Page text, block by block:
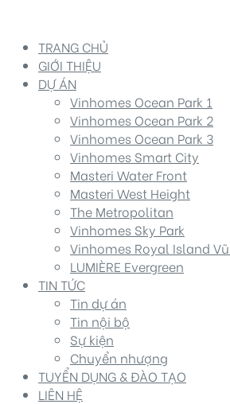
TRANG CHỦ
GIỚI THIỆU
DỰ ÁN
Vinhomes Ocean Park 1
Vinhomes Ocean Park 2
Vinhomes Ocean Park 3
Vinhomes Smart City
Masteri Water Front
Masteri West Height
The Metropolitan
Vinhomes Sky Park
Vinhomes Royal Island
LUMIÈRE Evergreen
TIN TỨC
Tin dự án
Tin nội bộ
Sự kiện
Chuyển nhượng
TUYỂN DỤNG & ĐÀO TẠO
LIÊN HỆ